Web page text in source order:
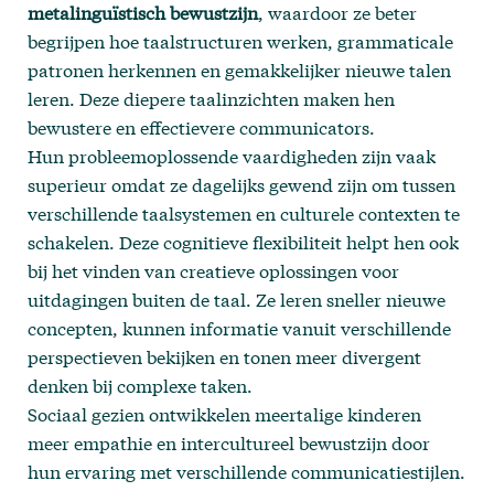
metalinguïstisch bewustzijn, waardoor ze beter
begrijpen hoe taalstructuren werken, grammaticale
patronen herkennen en gemakkelijker nieuwe talen
leren. Deze diepere taalinzichten maken hen
bewustere en effectievere communicators.
Hun probleemoplossende vaardigheden zijn vaak
superieur omdat ze dagelijks gewend zijn om tussen
verschillende taalsystemen en culturele contexten te
schakelen. Deze cognitieve flexibiliteit helpt hen ook
bij het vinden van creatieve oplossingen voor
uitdagingen buiten de taal. Ze leren sneller nieuwe
concepten, kunnen informatie vanuit verschillende
perspectieven bekijken en tonen meer divergent
denken bij complexe taken.
Sociaal gezien ontwikkelen meertalige kinderen
meer empathie en intercultureel bewustzijn door
hun ervaring met verschillende communicatiestijlen.